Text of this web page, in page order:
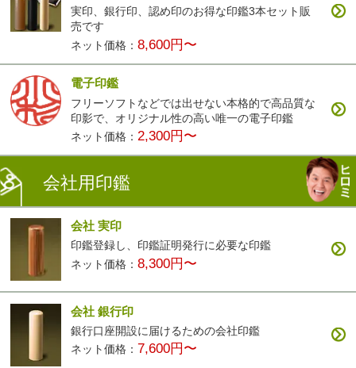
実印、銀行印、認め印のお得な印鑑3本セット販
売です
ネット価格：8,600円〜
電子印鑑
フリーソフトなどでは出せない本格的で高品質な
印影で、オリジナル性の高い唯一の電子印鑑
ネット価格： 2,300円〜
会社用印鑑
会社 実印
印鑑登録し、印鑑証明発行に必要な印鑑
ネット価格：8,300円〜
会社 銀行印
銀行口座開設に届けるための会社印鑑
ネット価格： 7,600円〜